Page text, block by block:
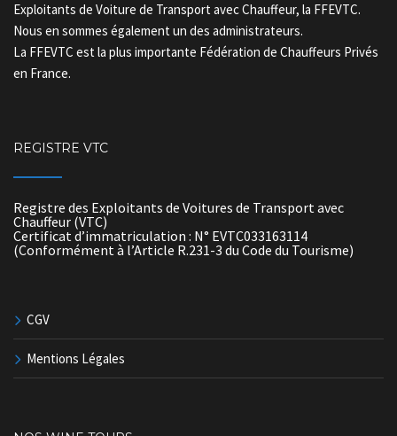
Exploitants de Voiture de Transport avec Chauffeur, la FFEVTC.
Nous en sommes également un des administrateurs.
La FFEVTC est la plus importante Fédération de Chauffeurs Privés
en France.
REGISTRE VTC
Registre des Exploitants de Voitures de Transport avec
Chauffeur (VTC)
Certificat d’immatriculation : N° EVTC033163114
(Conformément à l’Article R.231-3 du Code du Tourisme)
CGV
Mentions Légales